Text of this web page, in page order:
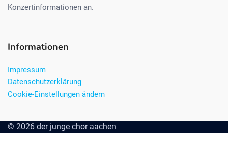
Konzertinformationen an.
Informationen
Impressum
Datenschutzerklärung
Cookie-Einstellungen ändern
© 2026 der junge chor aachen